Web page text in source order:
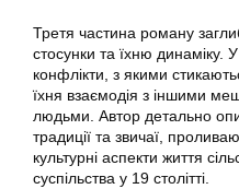
Третя частина роману
стосунки та їхню динаміку.
конфлікти, з якими
їхня взаємодія з іншими
людьми. Автор детально
традиції та звичаї,
культурні аспекти життя
суспільства у 19 столітті.